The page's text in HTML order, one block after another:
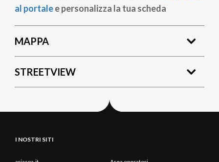
al portalee personalizza la tua scheda
MAPPA
STREETVIEW
I NOSTRI SITI